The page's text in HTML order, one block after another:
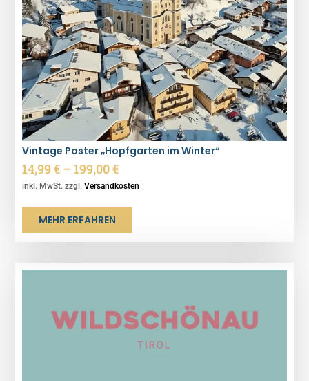
Vintage Poster „Hopfgarten im Winter“
14,99€ –199,00€
inkl. MwSt. zzgl.Versandkosten
MEHR ERFAHREN